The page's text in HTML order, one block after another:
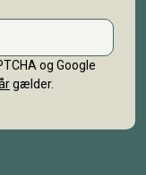
og Google
gælder.